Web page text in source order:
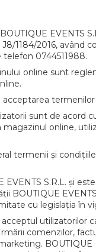
EVENTS
1184/2016, având
telefon 0744511988.
online sunt
sunt de acord
online,
termenii și
S.R.L. și
BOUTIQUE
cu legislația în
utilizatorilor
comenzilor,
BOUTIQUE